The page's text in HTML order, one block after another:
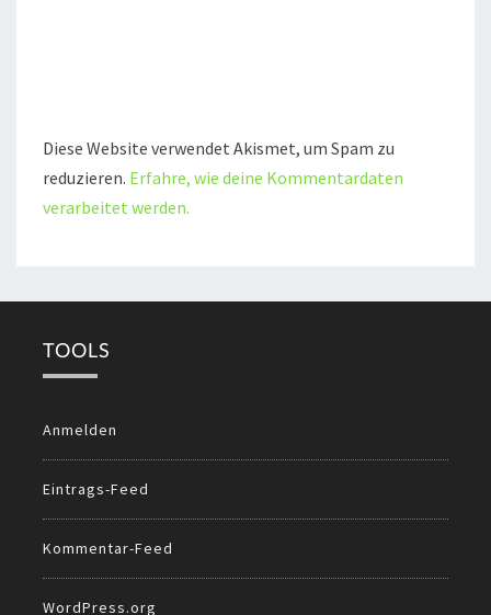
Diese Website verwendet Akismet, um Spam zu
reduzieren. Erfahre, wie deine Kommentardaten
verarbeitet werden.
TOOLS
Anmelden
Eintrags-Feed
Kommentar-Feed
WordPress.org